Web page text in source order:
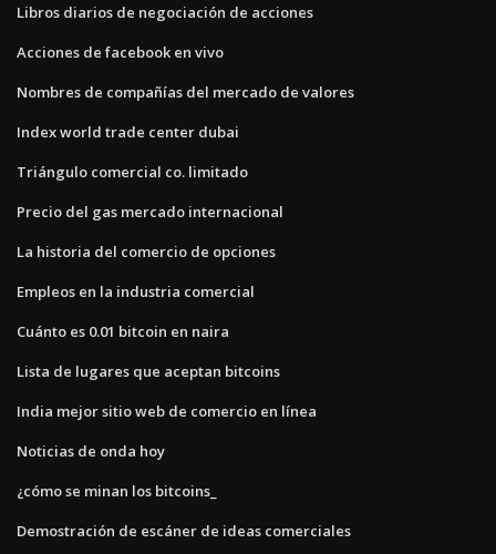
Libros diarios de negociación de acciones
Acciones de facebook en vivo
Nombres de compañías del mercado de valores
Index world trade center dubai
Triángulo comercial co. limitado
Precio del gas mercado internacional
La historia del comercio de opciones
Empleos en la industria comercial
Cuánto es 0.01 bitcoin en naira
Lista de lugares que aceptan bitcoins
India mejor sitio web de comercio en línea
Noticias de onda hoy
¿cómo se minan los bitcoins_
Demostración de escáner de ideas comerciales